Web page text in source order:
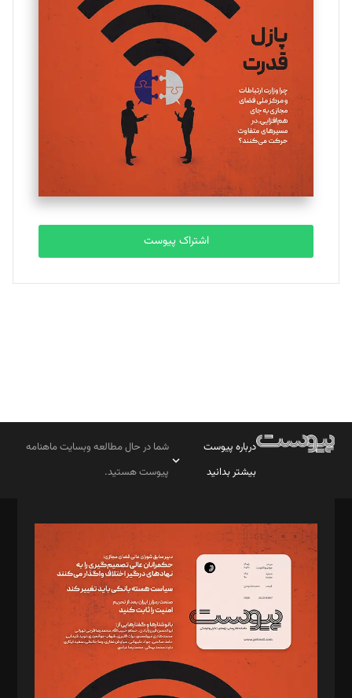
یسنا امان‌پور
تحریریه
ملینا جعفری
تحریریه
مصطفی مسجدی آرانی
تحریریه
بابک نقاش
تحریریه
اشتراک پیوست
درباره پیوست
بیشتر بدانید
شما در حال مطالعه وبسایت ماهنامه
پیوست هستید.
مدیر مسئول: محمدباقر اثنی‌عشری
سردبیر: مهرک محمودی
دبیر تحریریه: میثم قاسمی
د‌بیر ناداستان: سمانه سمیع
د‌بیر خدمت و تجارت: ابوالفضل رجبی
د‌بیر حقوق فناوری: حسام‌الدین ایپکچی
د‌بیر پیوست جهان: مینا پاکدل
د‌بیر تحریریه آنلاین: بابک نقاش